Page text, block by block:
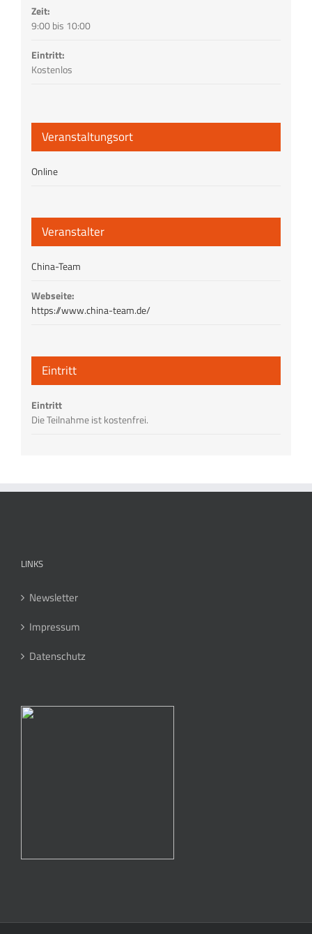
Zeit:
9:00 bis 10:00
Eintritt:
Kostenlos
Veranstaltungsort
Online
Veranstalter
China-Team
Webseite:
https://www.china-team.de/
Eintritt
Eintritt
Die Teilnahme ist kostenfrei.
LINKS
Newsletter
Impressum
Datenschutz